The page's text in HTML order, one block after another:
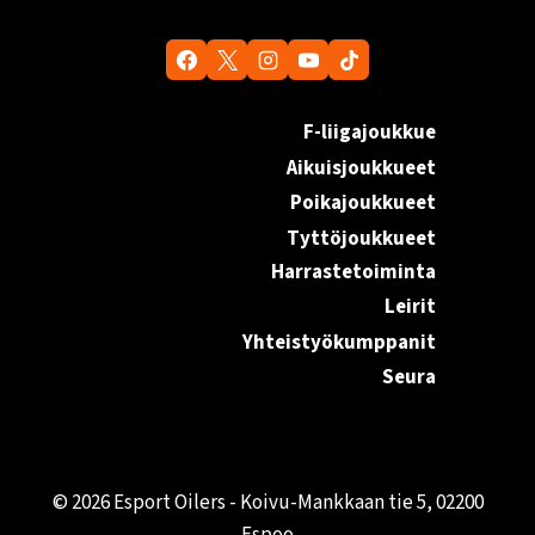
F-liigajoukkue
Aikuisjoukkueet
Poikajoukkueet
Tyttöjoukkueet
Harrastetoiminta
Leirit
Yhteistyökumppanit
Seura
© 2026 Esport Oilers - Koivu-Mankkaan tie 5, 02200